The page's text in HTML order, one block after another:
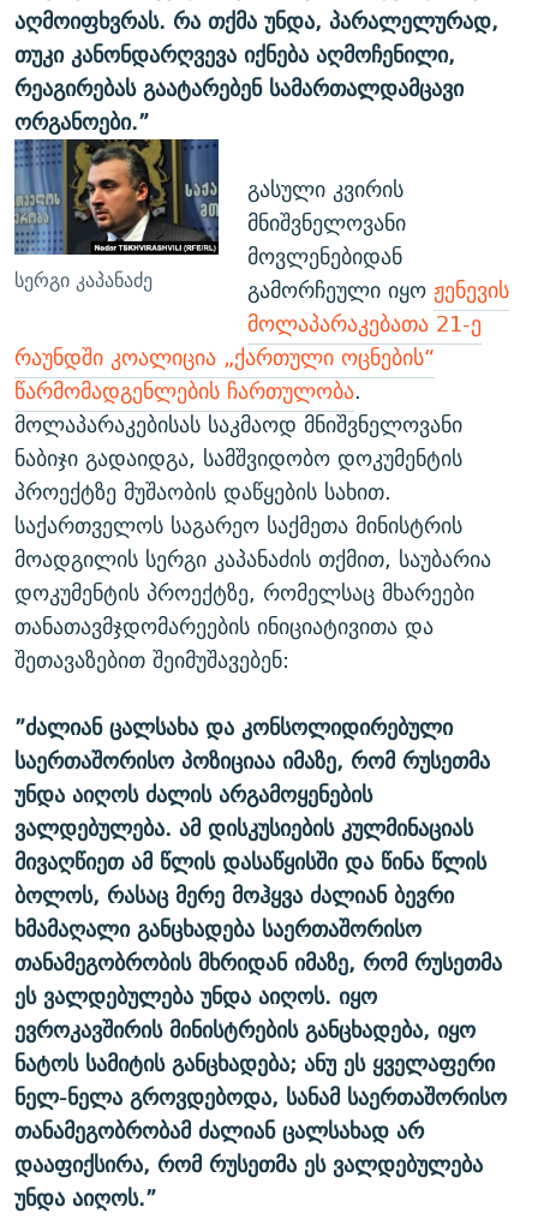
აღმოიფხვრას. რა თქმა უნდა, პარალელურად,
თუკი კანონდარღვევა იქნება აღმოჩენილი,
რეაგირებას გაატარებენ სამართალდამცავი
ორგანოები.”
სერგი კაპანაძე
გასული კვირის
მნიშვნელოვანი
მოვლენებიდან
გამორჩეული იყო ჟენევის
მოლაპარაკებათა 21-ე
რაუნდში კოალიცია „ქართული ოცნების“
წარმომადგენლების ჩართულობა.
მოლაპარაკებისას საკმაოდ მნიშვნელოვანი
ნაბიჯი გადაიდგა, სამშვიდობო დოკუმენტის
პროექტზე მუშაობის დაწყების სახით.
საქართველოს საგარეო საქმეთა მინისტრის
მოადგილის სერგი კაპანაძის თქმით, საუბარია
დოკუმენტის პროექტზე, რომელსაც მხარეები
თანათავმჯდომარეების ინიციატივითა და
შეთავაზებით შეიმუშავებენ:
”ძალიან ცალსახა და კონსოლიდირებული
საერთაშორისო პოზიციაა იმაზე, რომ რუსეთმა
უნდა აიღოს ძალის არგამოყენების
ვალდებულება. ამ დისკუსიების კულმინაციას
მივაღწიეთ ამ წლის დასაწყისში და წინა წლის
ბოლოს, რასაც მერე მოჰყვა ძალიან ბევრი
ხმამაღალი განცხადება საერთაშორისო
თანამეგობრობის მხრიდან იმაზე, რომ რუსეთმა
ეს ვალდებულება უნდა აიღოს. იყო
ევროკავშირის მინისტრების განცხადება, იყო
ნატოს სამიტის განცხადება; ანუ ეს ყველაფერი
ნელ-ნელა გროვდებოდა, სანამ საერთაშორისო
თანამეგობრობამ ძალიან ცალსახად არ
დააფიქსირა, რომ რუსეთმა ეს ვალდებულება
უნდა აიღოს.”